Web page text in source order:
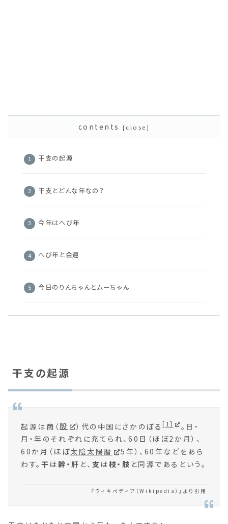
contents
干支の起源
干支とどんな年なの？
今年はへび年
へび年と金運
今日のりんちゃんとムーちゃん
干支の起源
起源は商（殷 ）代の中国にさかのぼる [1]
。日・
月・年のそれぞれに充てられ、60日（ほぼ2か月）、
60か月（ほぼ太陰太陽暦
5年）、60年などをあら
わす。 干 は幹・肝 と、 支 は枝・肢 と同源であるという。
『ウィキペディア（Wikipedia）』より引用